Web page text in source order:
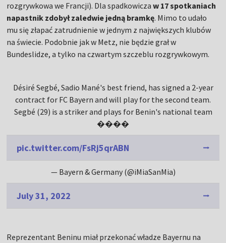
rozgrywkowa we Francji). Dla spadkowiczaw 17 spotkaniach
napastnik zdobył zaledwie jedną bramkę. Mimo to udało
mu się złapać zatrudnienie w jednym z największych klubów
na świecie. Podobnie jak w Metz, nie będzie grał w
Bundeslidze, a tylko na czwartym szczeblu rozgrywkowym.
Désiré Segbé, Sadio Mané's best friend, has signed a 2-year
contract for FC Bayern and will play for the second team.
Segbé (29) is a striker and plays for Benin's national team
����
pic.twitter.com/FsRj5qrABN
— Bayern & Germany (@iMiaSanMia)
July 31, 2022
Reprezentant Beninu miał przekonać władze Bayernu na